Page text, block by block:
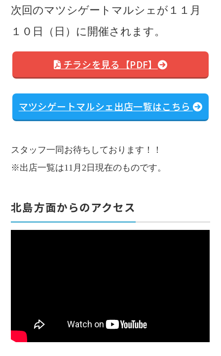
次回のマツシゲートマルシェが１１月
１０日（日）に開催されます。
チラシを見る【PDF】
マツシゲートマルシェ出店一覧はこちら
スタッフ一同お待ちしております！！
※出店一覧は11月2日現在のものです。
北島方面からのアクセス